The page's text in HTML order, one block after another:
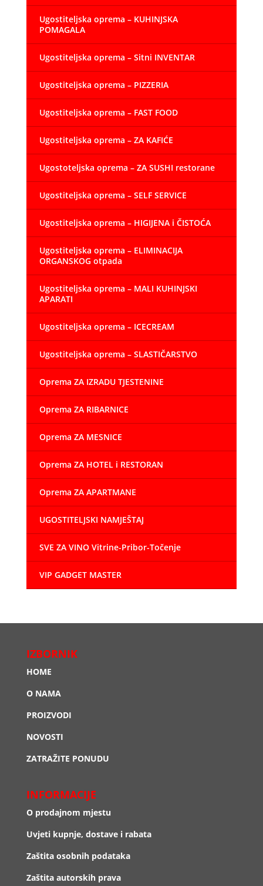
Ugostiteljska oprema – KUHINJSKA
POMAGALA
Ugostiteljska oprema – Sitni INVENTAR
Ugostiteljska oprema – PIZZERIA
Ugostiteljska oprema – FAST FOOD
Ugostiteljska oprema – ZA KAFIĆE
Ugostoteljska oprema – ZA SUSHI restorane
Ugostiteljska oprema – SELF SERVICE
Ugostiteljska oprema – HIGIJENA i ČISTOĆA
Ugostiteljska oprema – ELIMINACIJA
ORGANSKOG otpada
Ugostiteljska oprema – MALI KUHINJSKI
APARATI
Ugostiteljska oprema – ICECREAM
Ugostiteljska oprema – SLASTIČARSTVO
Oprema ZA IZRADU TJESTENINE
Oprema ZA RIBARNICE
Oprema ZA MESNICE
Oprema ZA HOTEL i RESTORAN
Oprema ZA APARTMANE
UGOSTITELJSKI NAMJEŠTAJ
SVE ZA VINO Vitrine-Pribor-Točenje
VIP GADGET MASTER
IZBORNIK
HOME
O NAMA
PROIZVODI
NOVOSTI
ZATRAŽITE PONUDU
INFORMACIJE
O prodajnom mjestu
Uvjeti kupnje, dostave i rabata
Zaštita osobnih podataka
Zaštita autorskih prava